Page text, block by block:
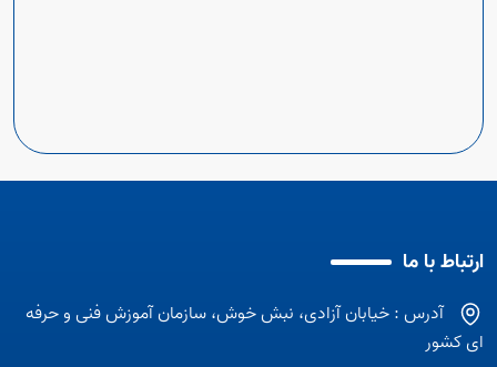
ارتباط با ما
آدرس : خیابان آزادی، نبش خوش، سازمان آموزش فنی و حرفه
ای کشور